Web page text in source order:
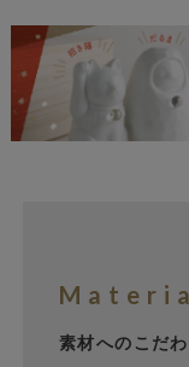
素材へのこだわ